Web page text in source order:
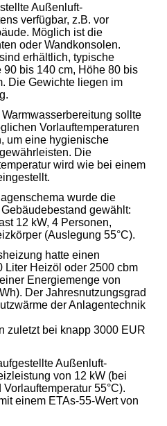
Außenluft-
verfügbar, z.B. vor
Möglich ist die
oder Wandkonsolen.
erhältlich, typische
bis 140 cm, Höhe 80 bis
Die Gewichte liegen im
sollte
Vorlauftemperaturen
um eine hygienische
Die
wird wie bei einem
wurde die
gewählt:
12 kW, 4 Personen,
(Auslegung 55°C).
hatte einen
Liter Heizöl oder 2500 cbm
Energiemenge von
Der Jahresnutzungsgrad
der Anlagentechnik
zuletzt bei knapp 3000 EUR
Außenluft-
von 12 kW (bei
55°C).
einem ETAs-55-Wert von